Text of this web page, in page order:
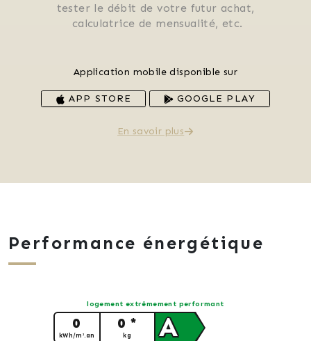
tester le débit de votre futur achat,
calculatrice de mensualité, etc.
Application mobile disponible sur
APP STORE GOOGLE PLAY
En savoir plus
Performance énergétique
logement extrêmement performant
A
0
kWh/m².an
0 *
kg